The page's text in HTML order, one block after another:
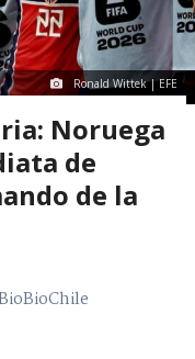
Ronald Wittek | EFE
Noruega
de
de la